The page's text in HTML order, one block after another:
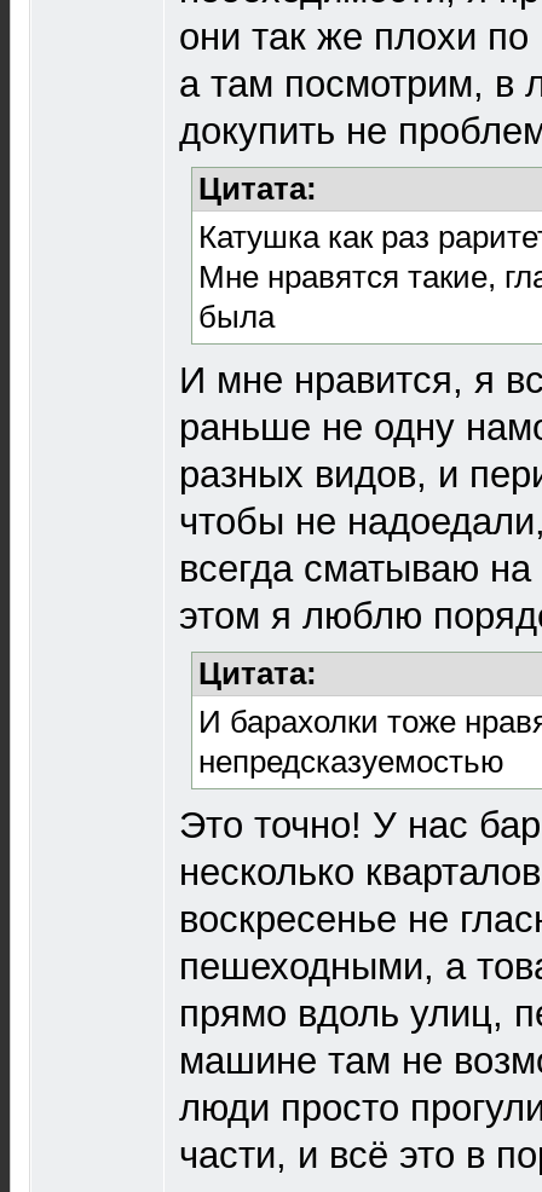
они так же плохи по
а там посмотрим, в
докупить не
Цитата:
Катушка как раз
Мне нравятся такие,
была
И мне нравится, я
раньше не одну
разных видов, и
чтобы не
всегда сматываю
этом я люблю
Цитата:
И барахолки тоже
непредсказуемостью
Это точно! У нас
несколько
воскресенье не
пешеходными, а
прямо вдоль улиц,
машине там не
люди просто
части, и всё это в